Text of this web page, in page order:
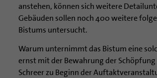
anstehen, können sich weitere
Gebäuden sollen noch 400 weitere
Bistums untersucht.
Warum unternimmt das Bistum eine
ernst mit der Bewahrung der
Schreer zu Beginn der